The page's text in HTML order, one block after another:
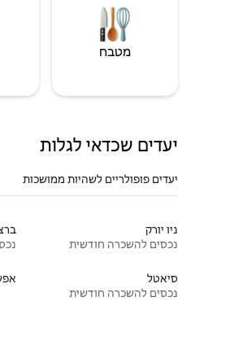
מטבח
יעדים שכדאי לגלות
יעדים פופולריים לשהיות ממושכות
ניו יורק
נכסים להשכרה חודשית
סיאטל
נכסים להשכרה חודשית